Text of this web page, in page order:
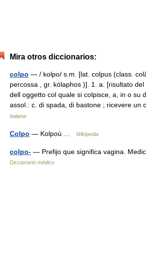
Mira otros diccionarios:
colpo — / kolpo/ s.m. [lat. colpus (class.
percossa , gr. kólaphos )]. 1. a. [risultato
dell oggetto col quale si colpisce, a, in o su
assol.: c. di spada, di bastone ; ricevere
Italiana
Colpo — Kolpoù … Wikipedia
colpo- — Prefijo que significa vagina.
Diccionario médico